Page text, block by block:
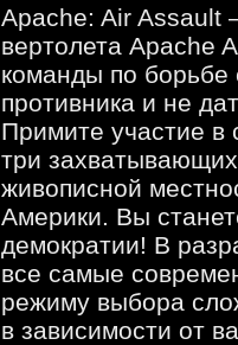
Apache: Air Assault
вертолета Apache
команды по
противника и не
Примите участие в
три
живописной
Америки. Вы
демократии! В
все самые
режиму выбора
в зависимости от